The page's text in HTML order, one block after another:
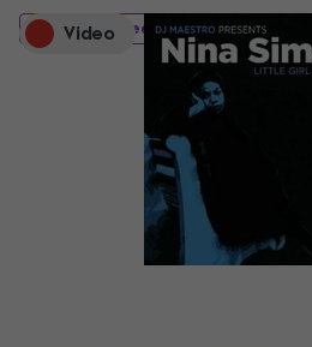
Video
Ukončený predaj